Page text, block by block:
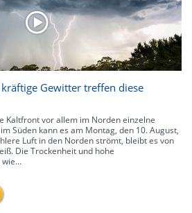
Gewitter treffen diese
Kaltfront vor allem im Norden einzelne
Süden kann es am Montag, den 10. August,
Luft in den Norden strömt, bleibt es von
Die Trockenheit und hohe